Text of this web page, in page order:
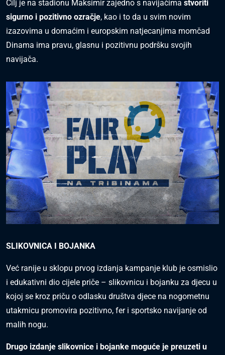
Cilj je na stadionu Maksimir zajedno s navijačima stvoriti
sigurno i pozitivno ozračje, kao i to da u svim novim
izazovima u domaćim i europskim natjecanjima momčad
Dinama ima pravu, glasnu i pozitivnu podršku svojih
navijača.
SLIKOVNICA I BOJANKA
Već ranije u sklopu prvog izdanja kampanje klub je osmislio
i edukativni dio cijele priče – slikovnicu i bojanku za djecu u
kojoj se kroz priču o odlasku društva djece na nogometnu
utakmicu promovira pozitivno, fer i sportsko navijanje od
malih nogu.
Drugo izdanje slikovnice i bojanke moguće je preuzeti u